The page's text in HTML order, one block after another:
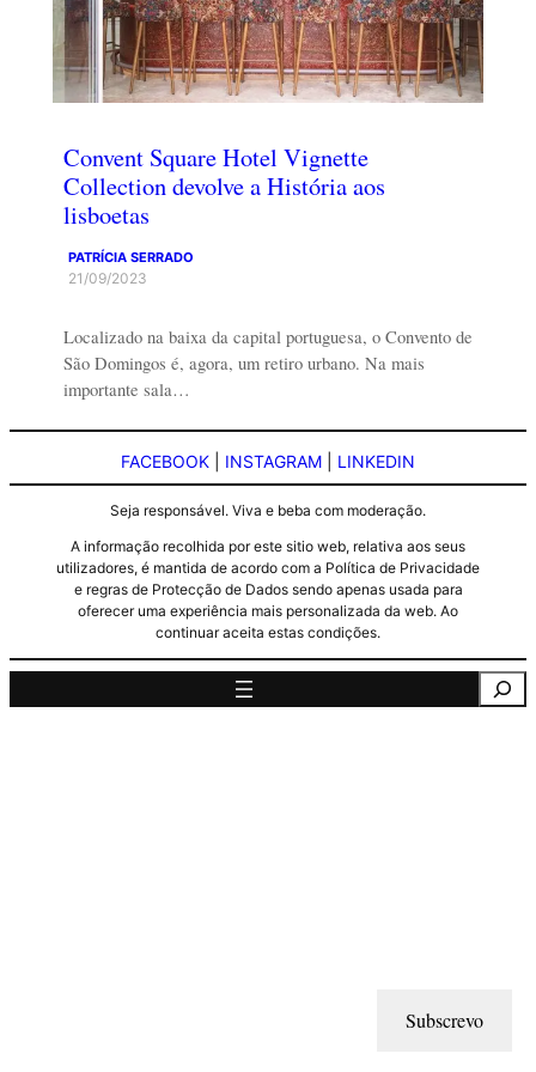
Convent Square Hotel Vignette
Collection devolve a História aos
lisboetas
PATRÍCIA SERRADO
21/09/2023
Localizado na baixa da capital portuguesa, o Convento de
São Domingos é, agora, um retiro urbano. Na mais
importante sala…
FACEBOOK INSTAGRAM LINKEDIN
Seja responsável. Viva e beba com moderação.
A informação recolhida por este sitio web, relativa aos seus
utilizadores, é mantida de acordo com a Política de Privacidade
e regras de Protecção de Dados sendo apenas usada para
oferecer uma experiência mais personalizada da web. Ao
continuar aceita estas condições.
Subscrevo